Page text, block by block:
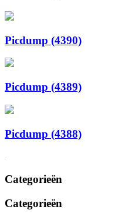
Picdump (4390)
Picdump (4389)
Picdump (4388)
Categorieën
Categorieën